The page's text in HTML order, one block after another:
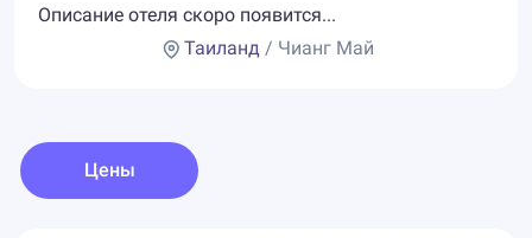
Описание отеля скоро появится...
Таиланд/ Чианг Май
Цены